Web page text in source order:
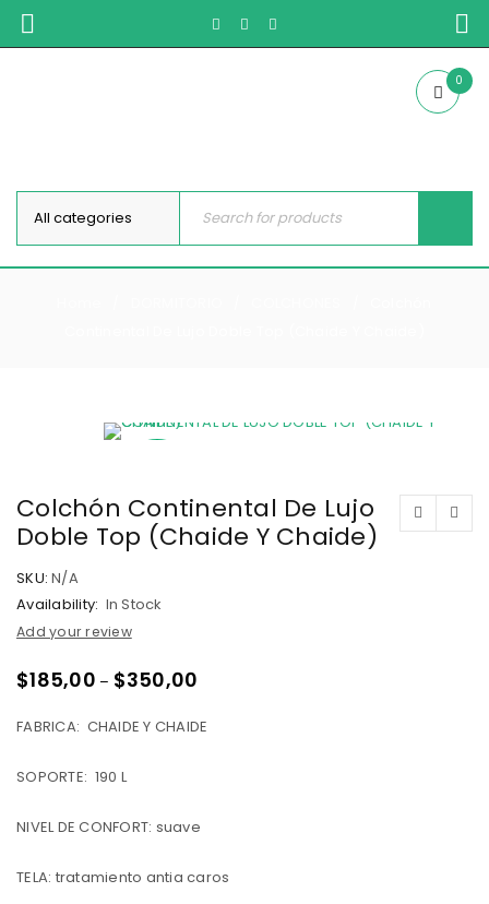
0
Colchón Continental De Lujo
Doble Top (Chaide Y Chaide)
SKU: N/A
Availability: In Stock
Add your review
$185,00 – $350,00
FABRICA: CHAIDE Y CHAIDE
SOPORTE: 190 L
NIVEL DE CONFORT: suave
TELA: tratamiento antia caros